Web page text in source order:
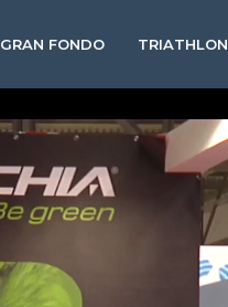
GRAN FONDO TRIATHLON